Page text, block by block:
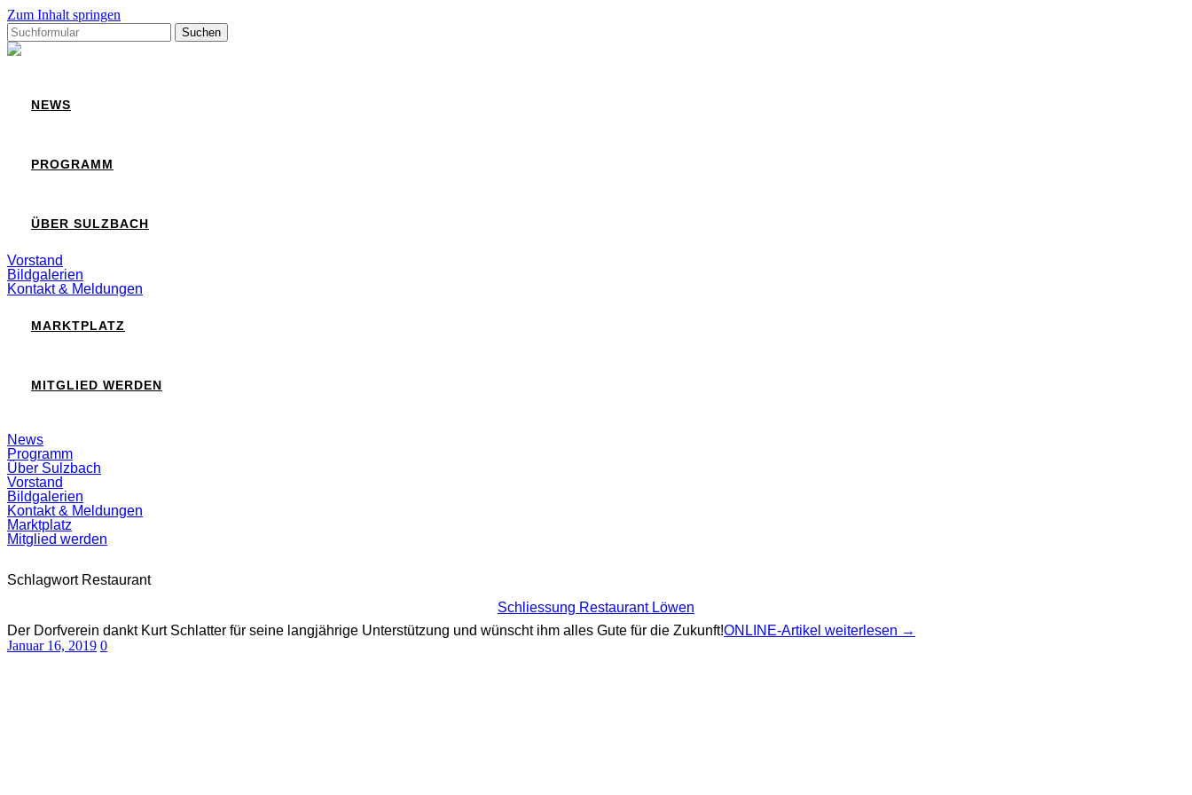
Zum Inhalt springen
Suchen
nach:
Sulzbach
NEWS
PROGRAMM
ÜBER SULZBACH
Vorstand
Bildgalerien
Kontakt & Meldungen
MARKTPLATZ
MITGLIED WERDEN
Suchfeld
ein-/ausblenden
News
Programm
Über Sulzbach
Vorstand
Bildgalerien
Kontakt & Meldungen
Marktplatz
Mitglied werden
Schlagwort Restaurant
Schliessung Restaurant Löwen
Der Dorfverein dankt Kurt Schlatter für seine langjährige Unterstützung und wünscht ihm alles Gute für die Zukunft!ONLINE-Artikel weiterlesen →
Januar 16, 2019 0